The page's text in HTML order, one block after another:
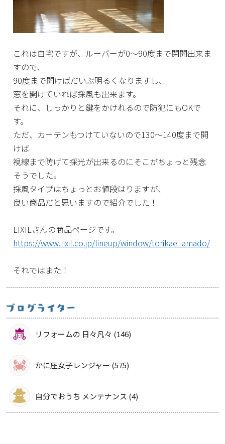
これは自宅ですが、ルーバーが0～90度まで閉開出来ま
すので、
90度まで開けばだいぶ明るくなりますし、
窓を開けていれば採風も出来ます。
それに、しっかりと鍵をかけれるので防犯にもOKで
す。
ただ、カーテンもつけていないので130～140度まで開
けば
視線まで防げて採光が出来るのにそこがちょっと残念
そうでした。
採風タイプはちょっとお値段はりますが、
良い商品だと思いますので紹介でした！
LIXILさんの商品ページです。
https://www.lixil.co.jp/lineup/window/torikae_amado/
それではまた！
リフォームの 日々凡々 (146)
かに座女子レンジャー (575)
自分でおうち メンテナンス (4)